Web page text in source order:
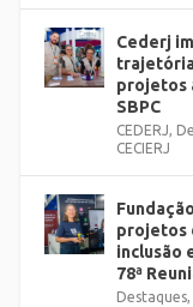
Cederj
projetos
SBPC
CEDERJ,
CECIERJ
projetos
inclusão
78ª
Destaques,